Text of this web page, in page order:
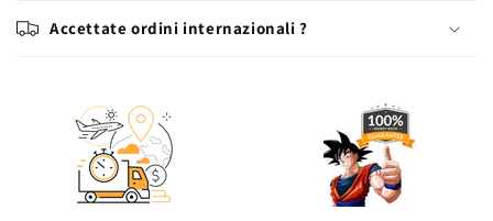
Accettate ordini internazionali ?